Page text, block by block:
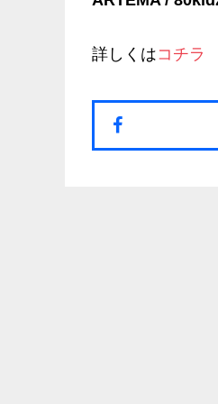
詳しくはコチラ